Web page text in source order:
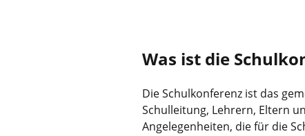
Was ist die
Die Schulkonferenz ist das
Schulleitung, Lehrern, Eltern
Angelegenheiten, die für die